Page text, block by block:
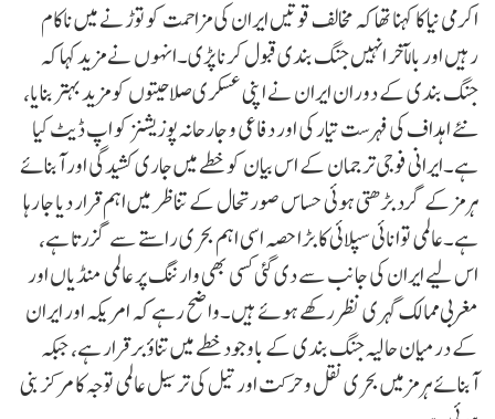
اکرمی نیا کا کہنا تھا کہ مخالف قوتیں ایران کی مزاحمت کو توڑنے میں ناکام
رہیں اور بالآخر انہیں جنگ بندی قبول کرنا پڑی۔انہوں نے مزید کہا کہ
جنگ بندی کے دوران ایران نے اپنی عسکری صلاحیتوں کو مزید بہتر بنایا،
نئے اہداف کی فہرست تیار کی اور دفاعی و جارحانہ پوزیشنز کو اپ ڈیٹ کیا
ہے۔ایرانی فوجی ترجمان کے اس بیان کو خطے میں جاری کشیدگی اور آبنائے
ہرمز کے گرد بڑھتی ہوئی حساس صورتحال کے تناظر میں اہم قرار دیا جا رہا
ہے۔عالمی توانائی سپلائی کا بڑا حصہ اسی اہم بحری راستے سے گزرتا ہے،
اس لیے ایران کی جانب سے دی گئی کسی بھی وارننگ پر عالمی منڈیاں اور
مغربی ممالک گہری نظر رکھے ہوئے ہیں۔واضح رہے کہ امریکہ اور ایران
کے درمیان حالیہ جنگ بندی کے باوجود خطے میں تناؤ برقرار ہے، جبکہ
آبنائے ہرمز میں بحری نقل و حرکت اور تیل کی ترسیل عالمی توجہ کا مرکز بنی